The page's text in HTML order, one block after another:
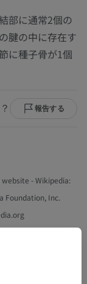
部に通常2個の
腱の中に存在す
に種子骨が1個
報告する
- Wikipedia:
Foundation, Inc.